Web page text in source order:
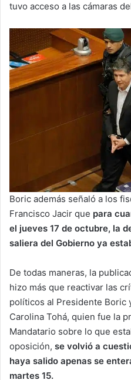
tuvo acceso a las cámaras
Boric además señaló a los
Francisco Jacir que para
el jueves 17 de octubre, la
saliera del Gobierno ya
De todas maneras, la
hizo más que reactivar las
políticos al Presidente Boric
Carolina Tohá, quien fue la
Mandatario sobre lo que
oposición, se volvió a
haya salido apenas se
martes 15.